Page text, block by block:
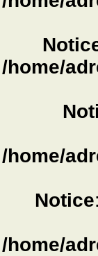
/home/
/home/
Notice
/home/